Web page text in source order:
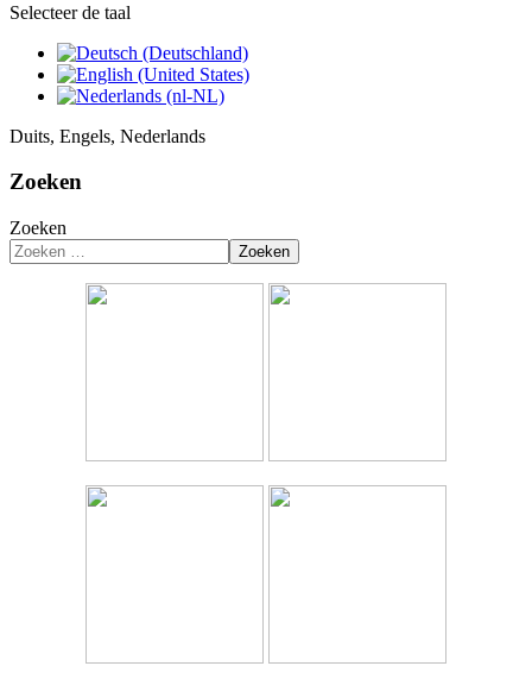
Selecteer de taal
Duits, Engels, Nederlands
Zoeken
Zoeken
Zoeken